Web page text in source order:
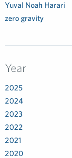
Yuval Noah Harari
zero gravity
Year
2025
2024
2023
2022
2021
2020